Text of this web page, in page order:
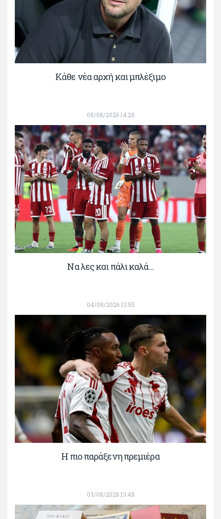
Κάθε νέα αρχή και μπλέξιμο
05/08/2026 14:25
Να λες και πάλι καλά…
04/08/2026 13:55
H πιο παράξενη πρεμιέρα
03/08/2026 13:48